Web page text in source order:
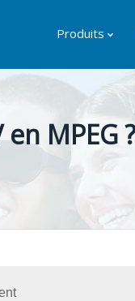
Produits
MPEG ?